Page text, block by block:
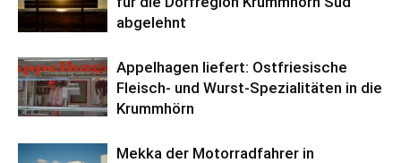
abgelehnt
Appelhagen liefert: Ostfriesische
Fleisch- und Wurst-Spezialitäten in die
Krummhörn
Mekka der Motorradfahrer in